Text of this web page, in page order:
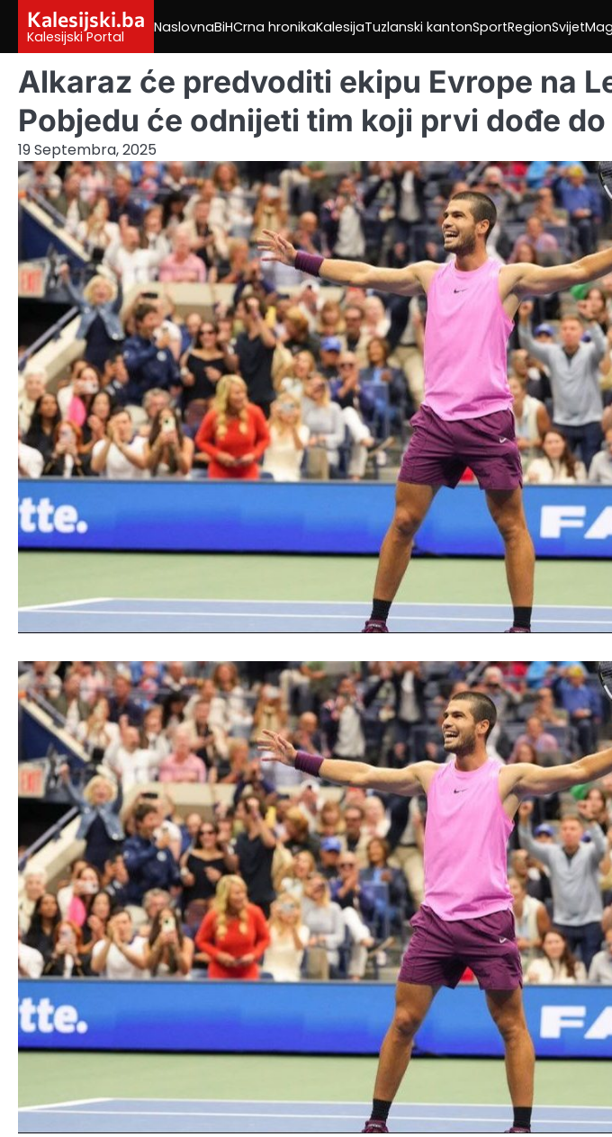
content
Kalesijski.ba
Kalesijski Portal
NaslovnaBiHCrna hronikaKalesijaTuzlanski kantonSportRegionSvijet
Alkaraz će predvoditi ekipu Evrope na
Pobjedu će odnijeti tim koji prvi dođe do
19 Septembra, 2025